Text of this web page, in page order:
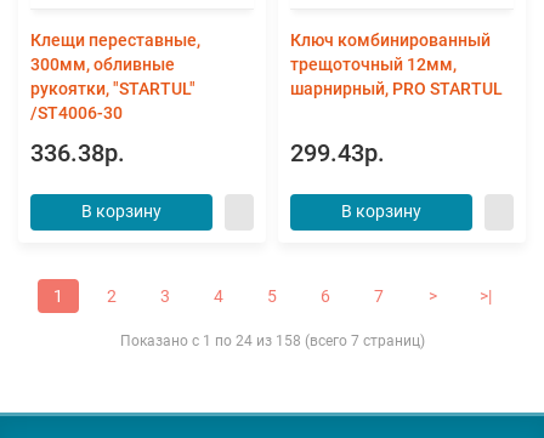
Клещи переставные,
300мм, обливные
рукоятки, "STARTUL"
/ST4006-30
336.38р.
В корзину
Ключ комбинированный
трещоточный 12мм,
шарнирный, PRO STARTUL
299.43р.
В корзину
1 2 3 4 5 6 7 > >|
Показано с 1 по 24 из 158 (всего 7 страниц)